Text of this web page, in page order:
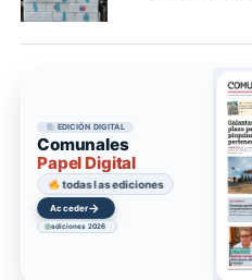
EDICIÓN DIGITAL
Comunales
Papel Digital
todas las ediciones
Acceder→
ediciones 2026